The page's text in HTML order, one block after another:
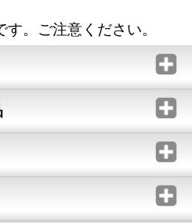
。ご注意ください。